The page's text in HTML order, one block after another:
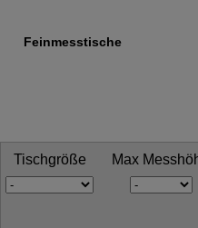
Feinmesstische
Tischgröße Max